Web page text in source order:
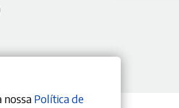
nossa Política de